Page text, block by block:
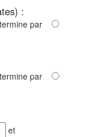
:
par
par
et